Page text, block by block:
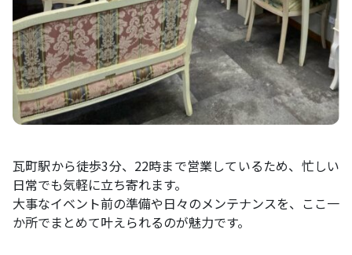
瓦町駅から徒歩3分、22時まで営業しているため、忙しい
日常でも気軽に立ち寄れます。
大事なイベント前の準備や日々のメンテナンスを、ここ一
か所でまとめて叶えられるのが魅力です。